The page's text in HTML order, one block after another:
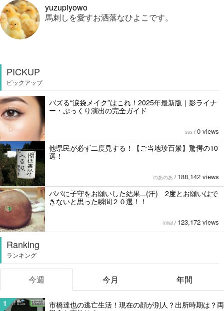
yuzupiyowo
馬刺しを愛すお洒落なひよこです。
PICKUP
ピックアップ
バズる“涙袋メイク”はこれ！2025年最新版｜影ライナ
ー・ぷっくり演出の完全ガイド
sss / 0 views
他県民が必ず二度見する！【ご当地珍百景】驚愕の10
選！
のあのあ / 188,142 views
パパに子守をお願いした結果...(汗) 2度とお願いはで
きないと思った瞬間２０選！！
mirai / 123,172 views
Ranking
ランキング
今週 今月 年間
1
市橋達也の逃亡生活！現在の顔が別人？出所時期は？両